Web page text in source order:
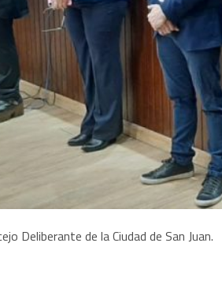
Deliberante de la Ciudad de San Juan.